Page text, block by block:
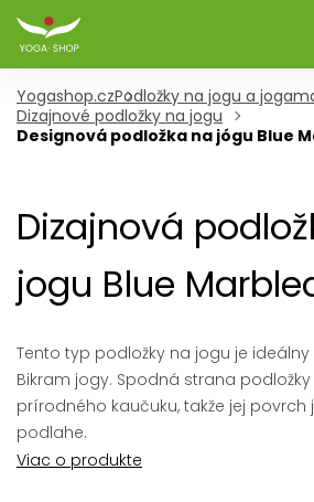
Yogashop.czPodložky na jogu a
Dizajnové podložky na jogu
Designová podložka na jógu Blue
Dizajnová
jogu Blue
Tento typ podložky na jogu je
Bikram jogy. Spodná strana
prírodného kaučuku, takže jej povrch
podlahe.
Viac o produkte